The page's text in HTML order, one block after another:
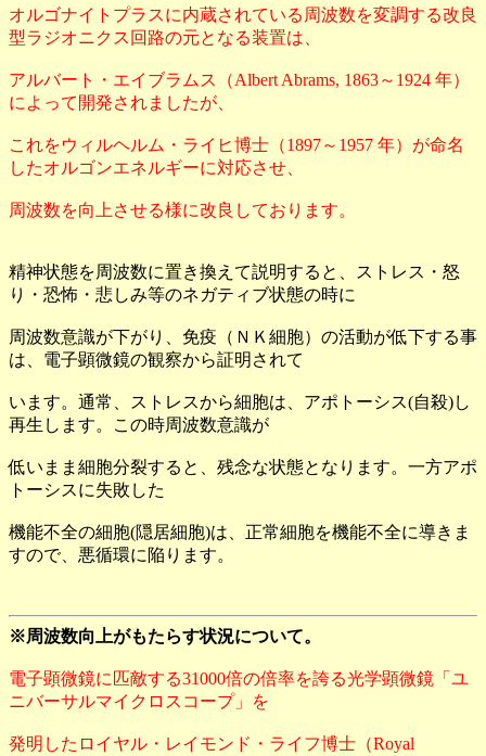
オルゴナイトプラスに内蔵されている周波数を変調する改良
型ラジオニクス回路の元となる装置は、
アルバート・エイブラムス（Albert Abrams, 1863～1924 年）
によって開発されましたが、
これをウィルヘルム・ライヒ博士（1897～1957 年）が命名
したオルゴンエネルギーに対応させ、
周波数を向上させる様に改良しております。
精神状態を周波数に置き換えて説明すると、ストレス・怒
り・恐怖・悲しみ等のネガティブ状態の時に
周波数意識が下がり、免疫（ＮＫ細胞）の活動が低下する事
は、電子顕微鏡の観察から証明されて
います。通常、ストレスから細胞は、アポトーシス(自殺)し
再生します。この時周波数意識が
低いまま細胞分裂すると、残念な状態となります。一方アポ
トーシスに失敗した
機能不全の細胞(隠居細胞)は、正常細胞を機能不全に導きま
すので、悪循環に陥ります。
※周波数向上がもたらす状況について。
電子顕微鏡に匹敵する31000倍の倍率を誇る光学顕微鏡「ユ
ニバーサルマイクロスコープ」を
発明したロイヤル・レイモンド・ライフ博士（Royal